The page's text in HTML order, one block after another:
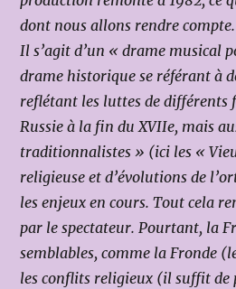
dont nous allons rendre compte.
Il s’agit d’un « drame musical
drame historique se référant à
reflétant les luttes de
Russie à la fin du XVIIe, mais
traditionnalistes » (ici les «
religieuse et d’évolutions de
les enjeux en cours. Tout cela
par le spectateur. Pourtant, la
semblables, comme la Fronde
les conflits religieux (il suffit de